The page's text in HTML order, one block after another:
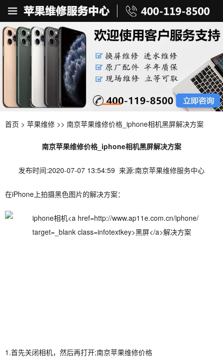
首页 > 苹果维修 >> 南京苹果维修价格_iphone相机黑屏解决方案
南京苹果维修价格_iphone相机黑屏解决方案
发布时间:2020-07-07 13:54:59 来源:南京苹果维修服务中心
在iPhone上拍摄黑色图片的解决方案：
1.首先关闭相机，然后再打开;南京苹果维修价格